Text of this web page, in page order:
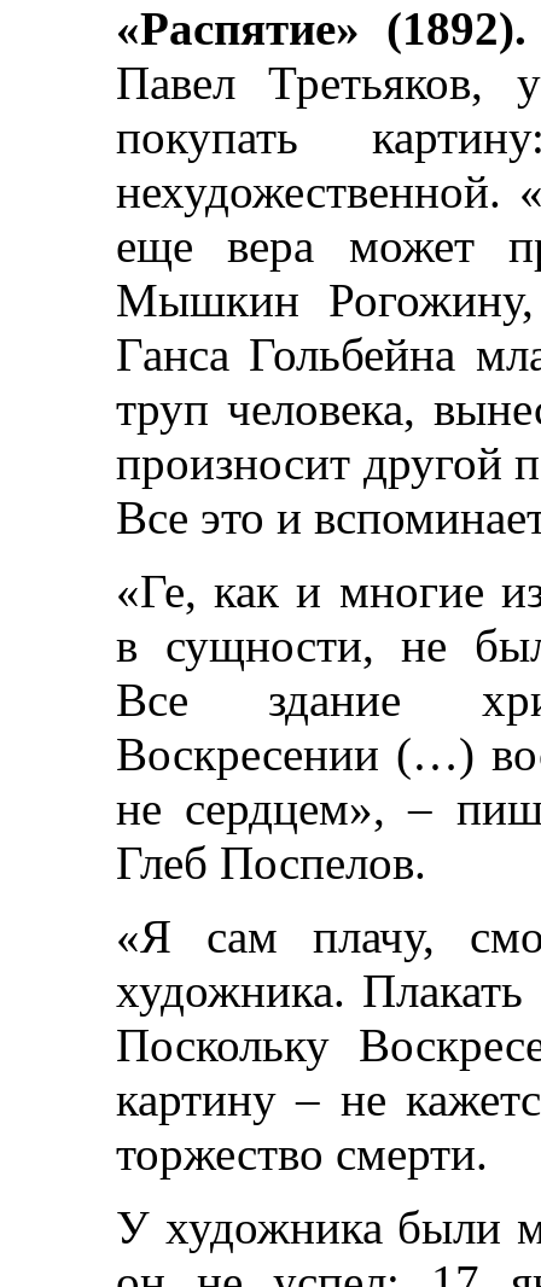
«Распятие» (1892).
Павел Третьяков,
покупать
нехудожественной.
еще вера может
Мышкин
Ганса Гольбейна
труп человека,
произносит другой
Все это и
«Ге, как и многие
в сущности, не
Все здание
Воскресении (…)
не сердцем», –
Глеб Поспелов.
«Я сам плачу,
художника. Плакать
Поскольку
картину – не
торжество смерти.
У художника были